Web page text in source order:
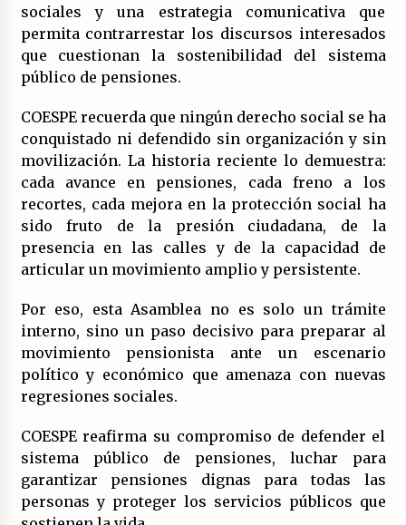
sociales y una estrategia comunicativa que
permita contrarrestar los discursos interesados
que cuestionan la sostenibilidad del sistema
público de pensiones.
COESPE recuerda que ningún derecho social se ha
conquistado ni defendido sin organización y sin
movilización. La historia reciente lo demuestra:
cada avance en pensiones, cada freno a los
recortes, cada mejora en la protección social ha
sido fruto de la presión ciudadana, de la
presencia en las calles y de la capacidad de
articular un movimiento amplio y persistente.
Por eso, esta Asamblea no es solo un trámite
interno, sino un paso decisivo para preparar al
movimiento pensionista ante un escenario
político y económico que amenaza con nuevas
regresiones sociales.
COESPE reafirma su compromiso de defender el
sistema público de pensiones, luchar para
garantizar pensiones dignas para todas las
personas y proteger los servicios públicos que